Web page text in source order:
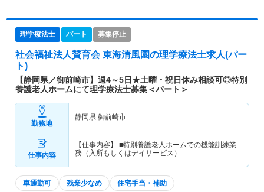
理学療法士 パート 募集停止
社会福祉法人賛育会 東海清風園の理学療法士求人(パー
ト)
【静岡県／御前崎市】週4～5日★土曜・祝日休み相談可◎特別
養護老人ホームにて理学療法士募集＜パート＞
勤務地
静岡県 御前崎市
仕事内容
【仕事内容】 ■特別養護老人ホームでの機能訓練業
務（入所もしくはデイサービス）
車通勤可 残業少なめ 住宅手当・補助